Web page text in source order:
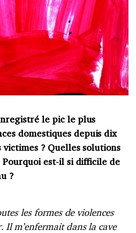
le pic le plus
domestiques depuis dix
victimes ? Quelles solutions
est-il si difficile de
?
les formes de violences
Il m’enfermait dans la cave